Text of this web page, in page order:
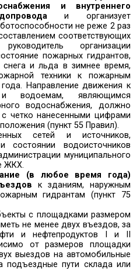
состояния
в соответствии с
акт
обработки
обработки
сроков
1 раза в год. В случае
огнезащитной
завода-
работ
проведение
и инженерного
1 статьи 136
документация
информацию о
область их
способ подготовки
способ нанесения на
сушки, огнезащитную
защиты от